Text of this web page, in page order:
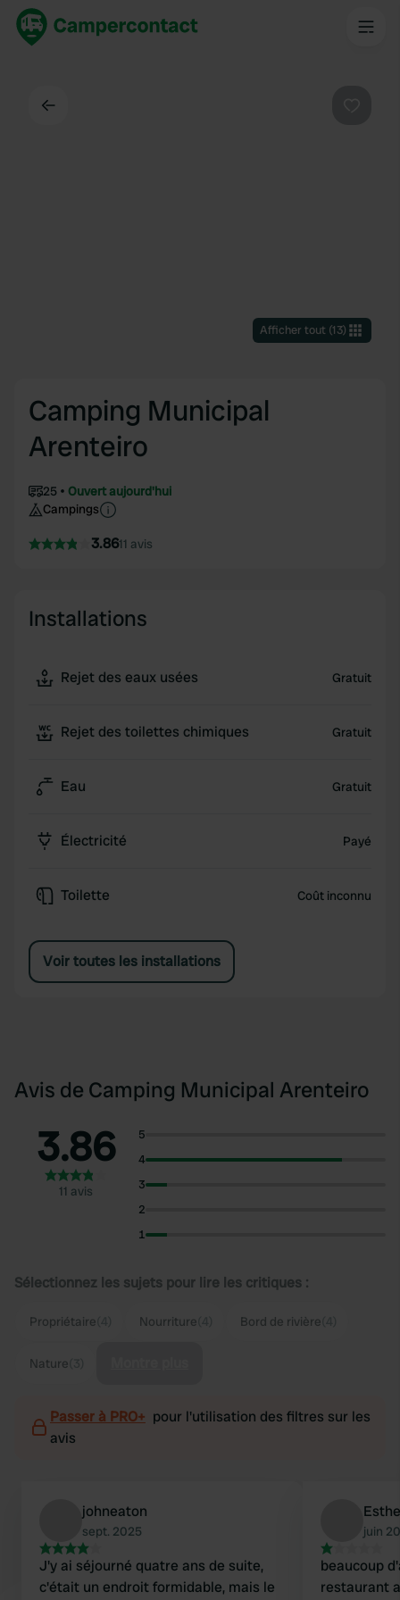
Afficher tout(13)
Camping Municipal
Arenteiro
25
Ouvert aujourd'hui
Campings
3.8611 avis
Installations
Rejet des eaux usées Gratuit
Rejet des toilettes chimiques Gratuit
Eau Gratuit
Électricité Payé
Toilette Coût inconnu
Voir toutes les installations
Avis de Camping Municipal Arenteiro
3.86
11 avis
5
4
3
2
1
Sélectionnez les sujets pour lire les critiques :
Propriétaire Nourriture Bord de rivière
Nature
Passer à PRO+ pour l'utilisation des filtres sur les
avis
johneaton
sept. 2025
J'y ai séjourné quatre ans de suite,
c'était un endroit formidable, mais le
juin
beaucoup
restaurant